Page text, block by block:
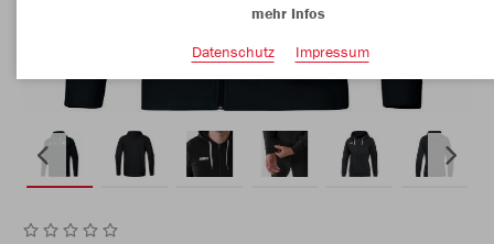
mehr Infos
Datenschutz
Impressum